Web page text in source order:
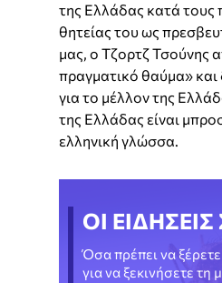
της Ελλάδας κατά τους
θητείας του ως
μας, ο Τζορτζ Τσούνης
πραγματικό θαύμα»
για το μέλλον της
της Ελλάδας είναι
ελληνική γλώσσα.
ΟΙ ΕΙΔΗΣΕΙΣ
Όσα πρέπει να ξέρετε
για να ξεκινήσετε τη